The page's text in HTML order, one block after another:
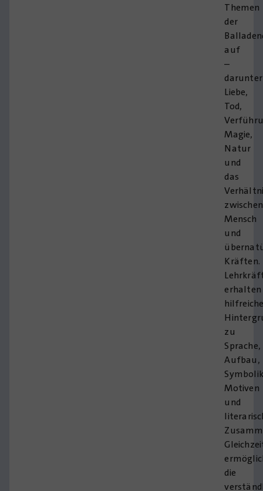
Themen
der
auf
–
darunter
Liebe,
Tod,
Magie,
Natur
und
das
zwischen
Mensch
und
Kräften.
erhalten
zu
Sprache,
Aufbau,
Motiven
und
die